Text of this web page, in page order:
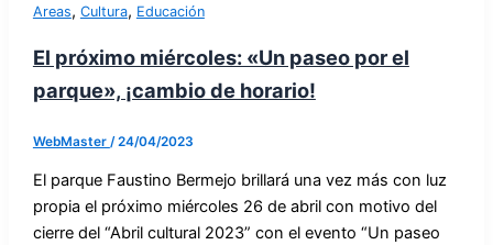
Areas, Cultura, Educación
El próximo miércoles: «Un paseo por el
parque», ¡cambio de horario!
WebMaster /24/04/2023
El parque Faustino Bermejo brillará una vez más con luz
propia el próximo miércoles 26 de abril con motivo del
cierre del “Abril cultural 2023” con el evento “Un paseo